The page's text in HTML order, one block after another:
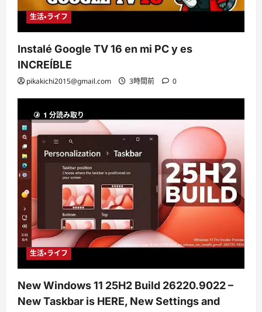
生活・ライフ
Instalé Google TV 16 en mi PC y es
INCREÍBLE
pikakichi2015@gmail.com 3時間前 0
1 分読み取り
生活・ライフ
New Windows 11 25H2 Build 26220.9022 –
New Taskbar is HERE, New Settings and